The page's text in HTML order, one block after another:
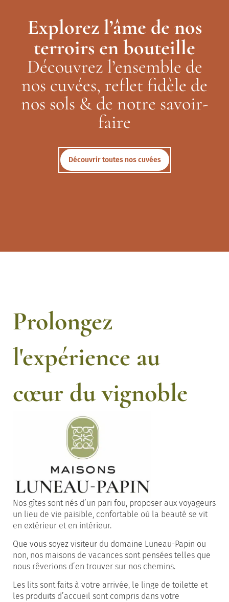
Explorez l’âme de nos
terroirs en bouteille
Découvrez l’ensemble de
nos cuvées, reflet fidèle de
nos sols & de notre savoir-
faire
Découvrir toutes nos cuvées
Prolongez
l'expérience au
cœur du vignoble
Nos gîtes sont nés d’un pari fou, proposer aux voyageurs
un lieu de vie paisible, confortable où la beauté se vit
en extérieur et en intérieur.
Que vous soyez visiteur du domaine Luneau-Papin ou
non, nos maisons de vacances sont pensées telles que
nous rêverions d’en trouver sur nos chemins.
Les lits sont faits à votre arrivée, le linge de toilette et
les produits d’accueil sont compris dans votre